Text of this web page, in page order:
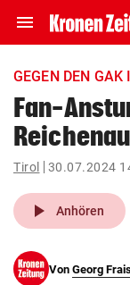
menu Navigation
ein-/
account_circle Anmelden
pin_drop
Wien
GEGEN DEN GAK
Fan-
Tirol 30.07.2024
play_arrow Anhören
Von Georg